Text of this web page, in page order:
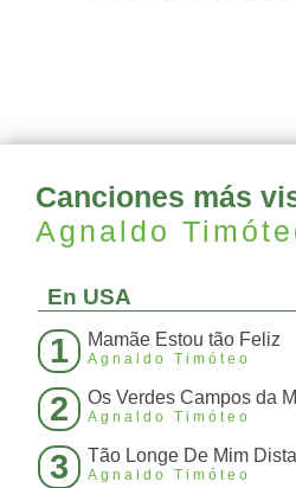
Canciones más
Agnaldo
En USA
1 Mamãe Estou tão Feliz
Agnaldo Timóteo
2 Os Verdes Campos da
Agnaldo Timóteo
3 Tão Longe De Mim
Agnaldo Timóteo